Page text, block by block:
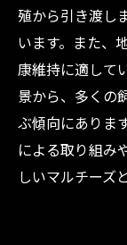
殖から引き渡し
います。また、
康維持に適して
景から、多くの
ぶ傾向にありま
による取り組み
しいマルチーズ